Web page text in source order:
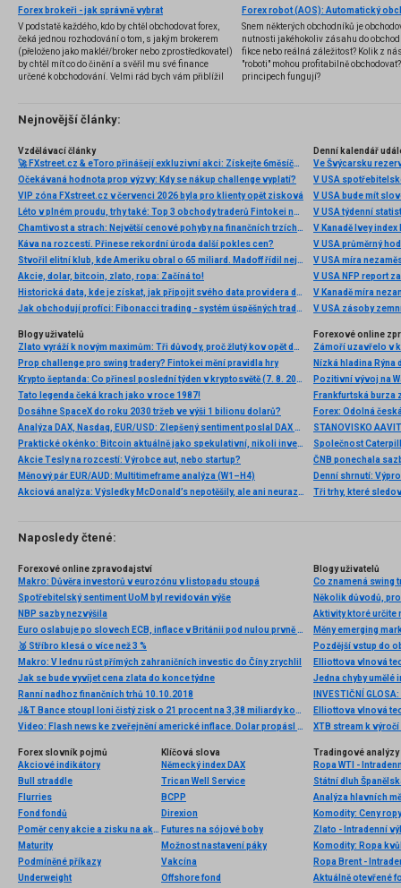
Forex brokeři - jak správně vybrat
V podstatě každého, kdo by chtěl obchodovat forex,
čeká jednou rozhodování o tom, s jakým brokerem
(přeloženo jako makléř/broker nebo zprostředkovatel)
by chtěl mít co do činění a svěřil mu své finance
určené k obchodování. Velmi rád bych vám přiblížil
několik příkladů nejznámějších z nich.
Snem některých obchodníků je
nutnosti jakéhokoliv zásahu do
fikce nebo reálná záležitost? Kolik z
"roboti" mohou profitabilně
principech fungují?
Nejnovější články:
Vzdělávací články
🚀 FXstreet.cz & eToro přinášejí exkluzivní akci: Získejte 6měsíční členství ve VIP zóně ZDARMA
Očekávaná hodnota prop výzvy: Kdy se nákup challenge vyplatí?
VIP zóna FXstreet.cz v červenci 2026 byla pro klienty opět zisková
Léto v plném proudu, trhy také: Top 3 obchody traderů Fintokei na indexech a zlatě
Chamtivost a strach: Největší cenové pohyby na finančních trzích (červenec 2026)
Káva na rozcestí. Přinese rekordní úroda další pokles cen?
Stvořil elitní klub, kde Ameriku obral o 65 miliard. Madoff řídil největší Ponzi dějin
Akcie, dolar, bitcoin, zlato, ropa: Začíná to!
Historická data, kde je získat, jak připojit svého data providera do MultiCharts a proč je budeme potřebovat? (4. díl)
Jak obchodují profíci: Fibonacci trading - systém úspěšných traderů
Denní kalendář
Ve Švýcarsku
V USA
V USA bude mít
V USA týdenní
V Kanadě Ivey index
V USA průměrný
V USA míra
V USA NFP report
V Kanadě míra
V USA zásoby
Blogy uživatelů
Zlato vyráží k novým maximům: Tři důvody, proč žlutý kov opět dominuje
Prop challenge pro swing tradery? Fintokei mění pravidla hry
Krypto šeptanda: Co přinesl poslední týden v kryptosvětě (7. 8. 2026)
Tato legenda čeká krach jako v roce 1987!
Dosáhne SpaceX do roku 2030 tržeb ve výši 1 bilionu dolarů?
Analýza DAX, Nasdaq, EUR/USD: Zlepšený sentiment poslal DAX na nová maxima
Praktické okénko: Bitcoin aktuálně jako spekulativní, nikoli investiční aktivum
Akcie Tesly na rozcestí: Výrobce aut, nebo startup?
Měnový pár EUR/AUD: Multitimeframe analýza (W1–H4)
Akciová analýza: Výsledky McDonald’s nepotěšily, ale ani neurazily. Jakou vizi společnost prezentovala?
Forexové online
Nízká hladina
Pozitivní vývoj na
Frankfurtská burza
Denní shrnutí:
Tři trhy, které
Naposledy čtené:
Forexové online zpravodajství
Makro: Důvěra investorů v eurozónu v listopadu stoupá
Spotřebitelský sentiment UoM byl revidován výše
NBP sazby nezvýšila
Euro oslabuje po slovech ECB, inflace v Británii pod nulou prvně od 1960; analýza EUR/CHF, AUD/NZD, USD/CHF
🥈 Stříbro klesá o více než 3 %
Makro: V lednu růst přímých zahraničních investic do Číny zrychlil
Jak se bude vyvíjet cena zlata do konce týdne
Ranní nadhoz finančních trhů 10.10.2018
J&T Bance stoupl loni čistý zisk o 21 procent na 3,38 miliardy korun
Video: Flash news ke zveřejnění americké inflace. Dolar propásl další šanci ke zpevnění
Blogy uživatelů
Co znamená swing
Několik důvodů,
Aktivity ktoré určite
Měny emerging
XTB stream k
Forex slovník pojmů
Akciové indikátory
Bull straddle
Flurries
Fond fondů
Poměr ceny akcie a zisku na akcii (Akcie P-E)
Maturity
Podmíněné příkazy
Underweight
Klíčová slova
Německý index DAX
Trican Well Service
BCPP
Direxion
Futures na sójové boby
Možnost nastavení páky
Vakcína
Offshore fond
Tradingové analýzy
Ropa WTI -
Státní dluh
Analýza hlavních
Komodity: Ceny
Zlato - Intradenní
Komodity: Ropa
Ropa Brent -
Aktuálně otevřené